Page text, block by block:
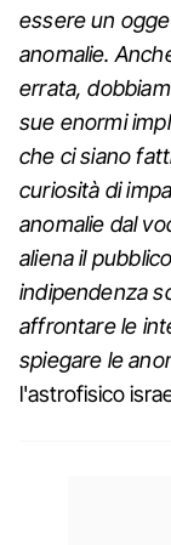
essere un
anomalie.
errata,
sue enormi
che ci siano
curiosità di
anomalie dal
aliena il
indipendenza
affrontare le
spiegare le
l'astrofisico